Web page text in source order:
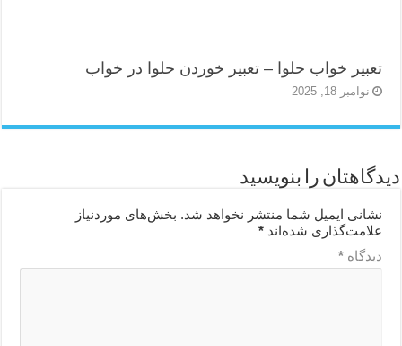
تعبیر خواب حلوا – تعبیر خوردن حلوا در خواب
نوامبر 18, 2025
دیدگاهتان را بنویسید
نشانی ایمیل شما منتشر نخواهد شد. بخش‌های موردنیاز
علامت‌گذاری شده‌اند*
دیدگاه*